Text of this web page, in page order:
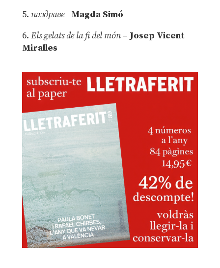
5. наздраве– Magda Simó
6. Els gelats de la fi del món – Josep Vicent
Miralles